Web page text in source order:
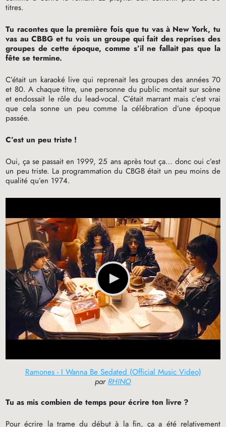
titres.
Tu racontes que la première fois que tu vas à New York, tu
vas auCBBG et tu vois un groupe qui fait des reprises des
groupes de cette époque, comme s’il ne fallait pas que la
fête se termine.
C’était un karaoké live qui reprenait les groupes des années 70
et 80. A chaque titre, une personne du public montait sur scène
et endossait le rôle du lead-vocal. C’était marrant mais c’est vrai
que cela sonne un peu comme la célébration d’une époque
passée.
C’est un peu triste !
Oui, ça se passait en 1999, 25 ans après tout ça… donc oui c’est
un peu triste. La programmation du CBGBétait un peu moins de
qualité qu’en 1974.
Ramones - I Wanna Be Sedated (Official Music Video)
parRHINO
Tu as mis combien de temps pour écrire ton livre ?
Pour écrire la trame du début à la fin, ça a été relativement